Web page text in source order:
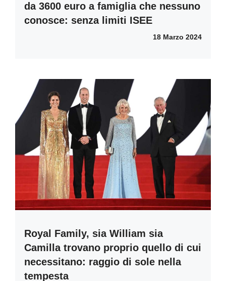
da 3600 euro a famiglia che nessuno
conosce: senza limiti ISEE
18 Marzo 2024
Royal Family, sia William sia
Camilla trovano proprio quello di cui
necessitano: raggio di sole nella
tempesta